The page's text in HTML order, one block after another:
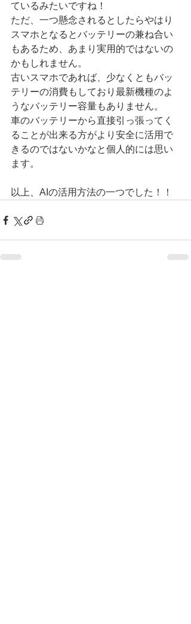
ているみたいですね！
ただ、一つ懸念されるとしたらやはり
スマホとなるとバッテリーの兼ね合い
もあるため、あまり実用的ではないの
かもしれません。
古いスマホであれば、少なくともバッ
テリーの消費もしており最新機種のよ
うなバッテリー容量もありません。
車のバッテリーから直接引っ張ってく
ることが出来る方がより安全に活用で
きるのではないかなと個人的には思い
ます。
以上、AIの活用方法の一つでした！！